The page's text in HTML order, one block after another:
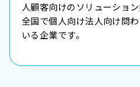
人顧客向けのソリューショ
全国で個人向け法人向け問
いる企業です。